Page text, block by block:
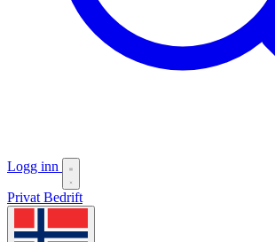
Logg inn
Privat Bedrift